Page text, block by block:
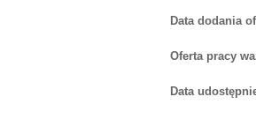
Data dodania
Oferta pracy
Data